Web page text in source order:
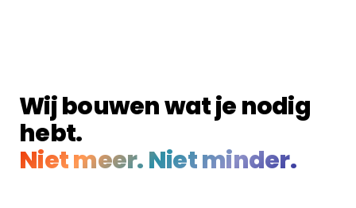
Wij bouwen wat je nodig
hebt.
Niet meer. Niet minder.